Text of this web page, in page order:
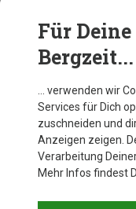
Eco Tritan Double Wall
Für
Bergzeit...
… verwenden wir
Services für Dich
zuschneiden und
Anzeigen zeigen.
Verarbeitung
Mehr Infos findest